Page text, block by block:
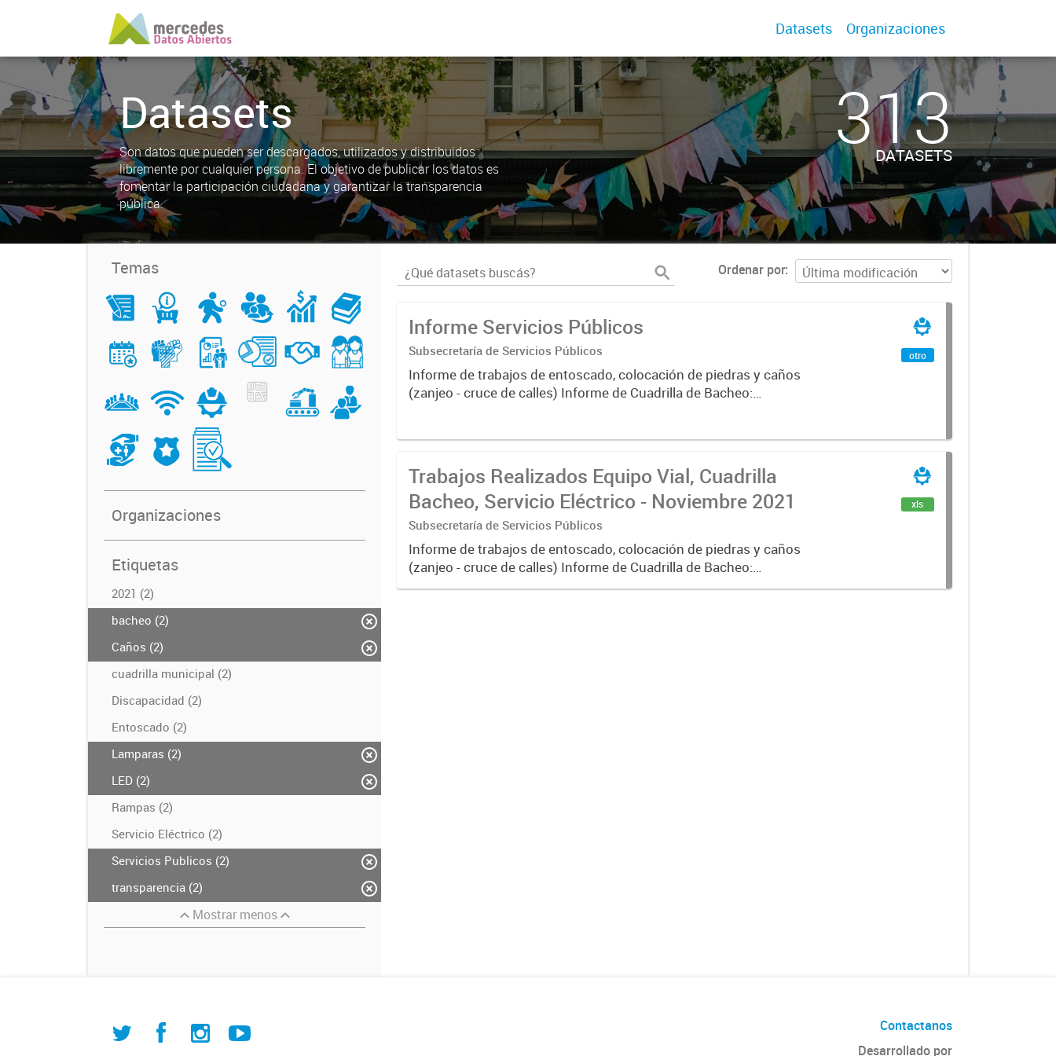
Datasets Organizaciones
Datasets
Son datos que pueden ser descargados, utilizados y distribuidos
libremente por cualquier persona. El objetivo de publicar los datos es
fomentar la participación ciudadana y garantizar la transparencia
pública.
313
DATASETS
Temas
Organizaciones
Etiquetas
2021 (2)
bacheo (2)
Caños (2)
cuadrilla municipal (2)
Discapacidad (2)
Entoscado (2)
Lamparas (2)
LED (2)
Rampas (2)
Servicio Eléctrico (2)
Servicios Publicos (2)
transparencia (2)
Mostrar menos
Ordenar por
Informe Servicios Públicos
Subsecretaría de Servicios Públicos
Informe de trabajos de entoscado, colocación de piedras y caños
(zanjeo - cruce de calles) Informe de Cuadrilla de Bacheo:
otro
Trabajos Realizados Equipo Vial, Cuadrilla
Bacheo, Servicio Eléctrico - Noviembre 2021
Subsecretaría de Servicios Públicos
Informe de trabajos de entoscado, colocación de piedras y caños
(zanjeo - cruce de calles) Informe de Cuadrilla de Bacheo:
albañilería y construcción, colocación de tapa registro,
xls
Contactanos
Desarrollado por